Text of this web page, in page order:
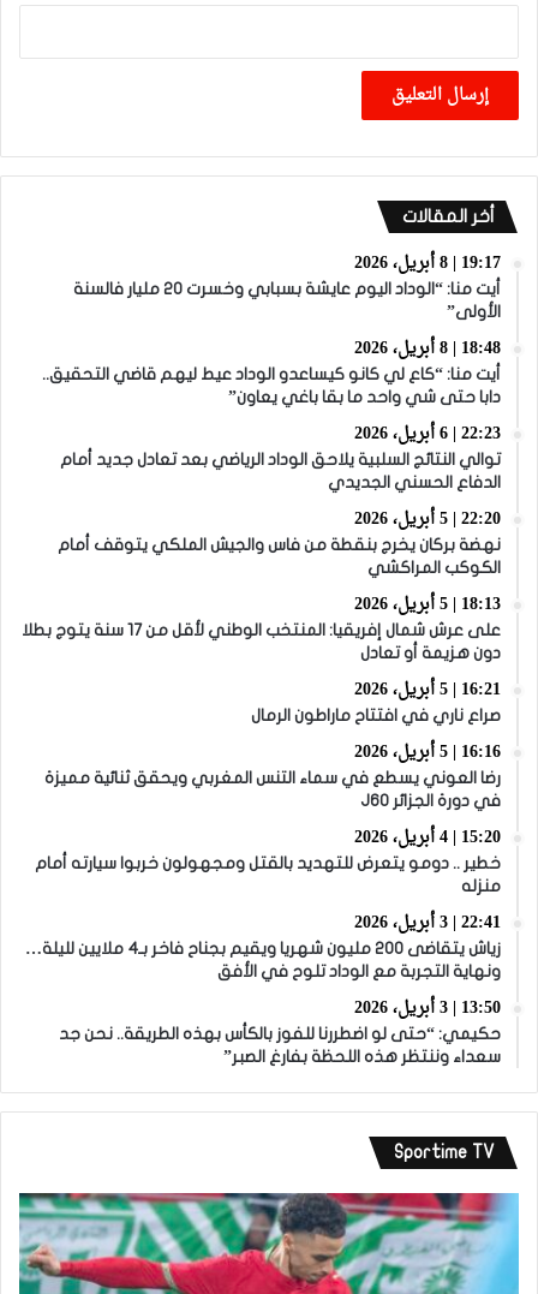
أخر المقالات
19:17 | 8 أبريل، 2026
أيت منا: “الوداد اليوم عايشة بسبابي وخسرت 20 مليار فالسنة
الأولى”
18:48 | 8 أبريل، 2026
أيت منا: “كاع لي كانو كيساعدو الوداد عيط ليهم قاضي التحقيق..
دابا حتى شي واحد ما بقا باغي يعاون”
22:23 | 6 أبريل، 2026
توالي النتائج السلبية يلاحق الوداد الرياضي بعد تعادل جديد أمام
الدفاع الحسني الجديدي
22:20 | 5 أبريل، 2026
نهضة بركان يخرج بنقطة من فاس والجيش الملكي يتوقف أمام
الكوكب المراكشي
18:13 | 5 أبريل، 2026
على عرش شمال إفريقيا: المنتخب الوطني لأقل من 17 سنة يتوج بطلا
دون هزيمة أو تعادل
16:21 | 5 أبريل، 2026
صراع ناري في افتتاح ماراطون الرمال
16:16 | 5 أبريل، 2026
رضا العوني يسطع في سماء التنس المغربي ويحقق ثنائية مميزة
في دورة الجزائر J60
15:20 | 4 أبريل، 2026
خطير .. دومو يتعرض للتهديد بالقتل ومجهولون خربوا سيارته أمام
منزله
22:41 | 3 أبريل، 2026
زياش يتقاضى 200 مليون شهريا ويقيم بجناح فاخر بـ4 ملايين لليلة…
ونهاية التجربة مع الوداد تلوح في الأفق
13:50 | 3 أبريل، 2026
حكيمي: “حتى لو اضطررنا للفوز بالكأس بهذه الطريقة.. نحن جد
سعداء وننتظر هذه اللحظة بفارغ الصبر”
Sportime TV